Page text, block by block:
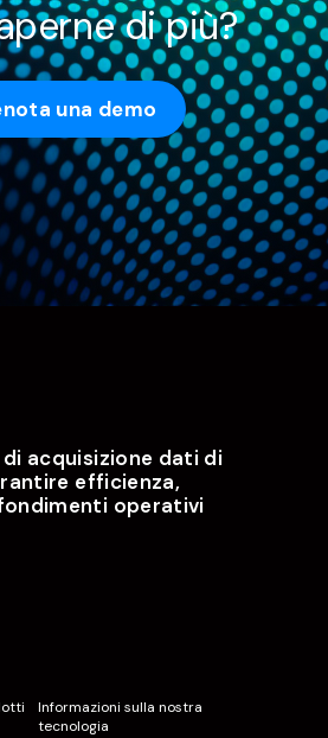
di più?
una demo
acquisizione dati di
efficienza,
operativi
Informazioni sulla nostra
tecnologia